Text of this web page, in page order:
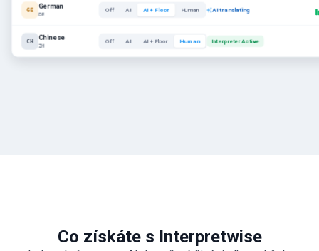
GE German
DE
Off AI AI + Floor Human AI translating
CH Chinese
ZH
Off AI AI + Floor Human Interpreter Active
Co získáte s Interpretwise